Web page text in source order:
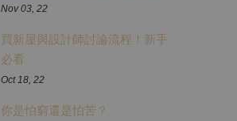
Nov 03, 22
買新屋與設計師討論流程！新手
必看
Oct 18, 22
你是怕窮還是怕苦？